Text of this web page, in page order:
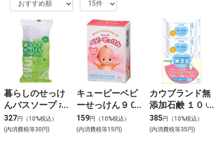
暮らしのせっけ
んバスソープ ホ
ワイト 135g×3
327円（10%税込）
(内消費税等30円)
キューピーベビ
ーせっけん９０
g
159円（10%税込）
(内消費税等15円)
カウブランド無
添加石鹸 １００
G×３個入り
385円（10%税込）
(内消費税等35円)